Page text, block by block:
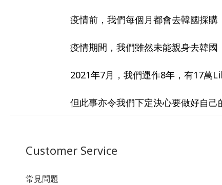
疫情前，我們每個月都會去韓國採購
疫情期間，我們雖然未能親身去韓
2021年7月，我們運作8年，有17萬
但此事亦令我們下定決心要做好自己
Customer Service
常見問題